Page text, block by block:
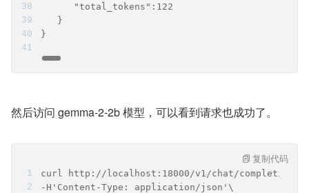
      "total_tokens":122
   }
}
然后访问 gemma-2-2b 模型，可以看到请求也成功了。
curl http://localhost:18000/v1/chat/completions\
-H'Content-Type: application/json'\
复制代码